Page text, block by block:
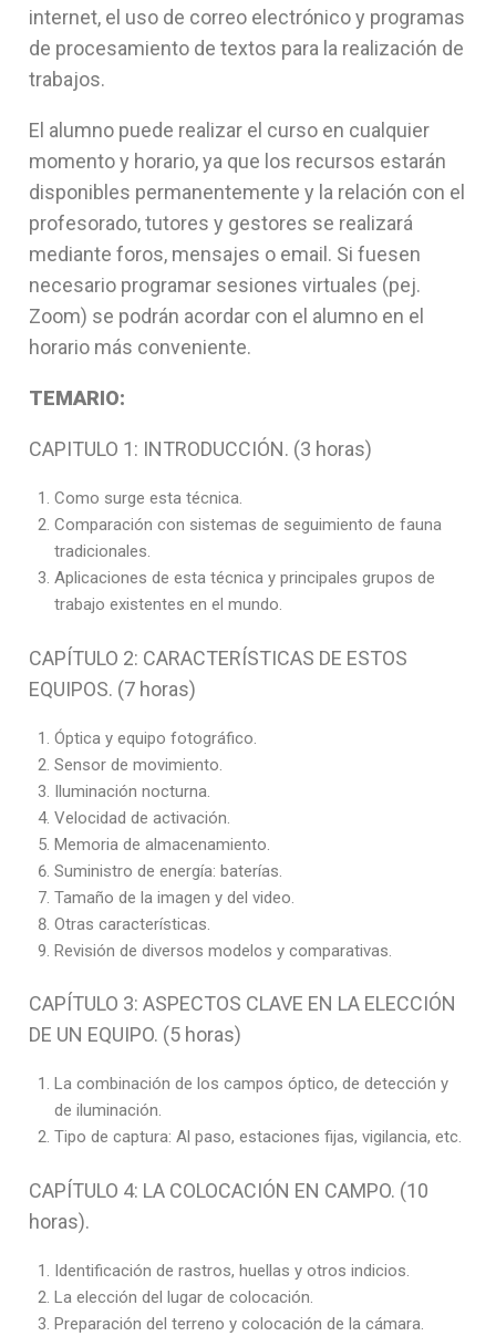
internet, el uso de correo electrónico y programas
de procesamiento de textos para la realización de
trabajos.
El alumno puede realizar el curso en cualquier
momento y horario, ya que los recursos estarán
disponibles permanentemente y la relación con el
profesorado, tutores y gestores se realizará
mediante foros, mensajes o email. Si fuesen
necesario programar sesiones virtuales (pej.
Zoom) se podrán acordar con el alumno en el
horario más conveniente.
TEMARIO:
CAPITULO 1: INTRODUCCIÓN. (3 horas)
Como surge esta técnica.
Comparación con sistemas de seguimiento de fauna
tradicionales.
Aplicaciones de esta técnica y principales grupos de
trabajo existentes en el mundo.
CAPÍTULO 2: CARACTERÍSTICAS DE ESTOS
EQUIPOS. (7 horas)
Óptica y equipo fotográfico.
Sensor de movimiento.
Iluminación nocturna.
Velocidad de activación.
Memoria de almacenamiento.
Suministro de energía: baterías.
Tamaño de la imagen y del video.
Otras características.
Revisión de diversos modelos y comparativas.
CAPÍTULO 3: ASPECTOS CLAVE EN LA ELECCIÓN
DE UN EQUIPO. (5 horas)
La combinación de los campos óptico, de detección y
de iluminación.
Tipo de captura: Al paso, estaciones fijas, vigilancia, etc.
CAPÍTULO 4: LA COLOCACIÓN EN CAMPO. (10
horas).
Identificación de rastros, huellas y otros indicios.
La elección del lugar de colocación.
Preparación del terreno y colocación de la cámara.